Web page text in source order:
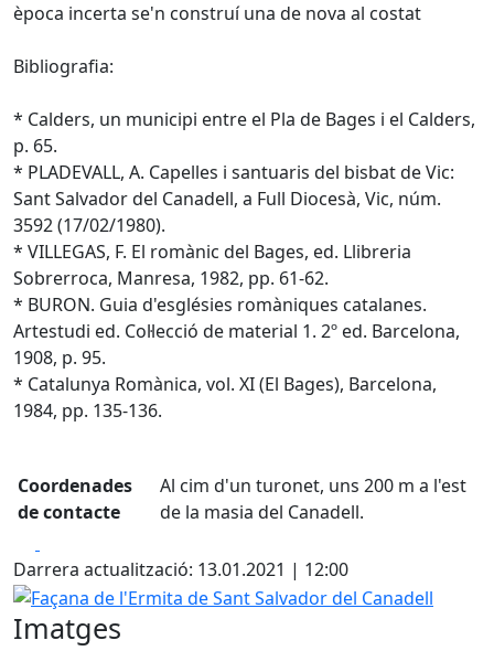
època incerta se'n construí una de nova al costat
Bibliografia:
* Calders, un municipi entre el Pla de Bages i el Calders,
p. 65.
* PLADEVALL, A. Capelles i santuaris del bisbat de Vic:
Sant Salvador del Canadell, a Full Diocesà, Vic, núm.
3592 (17/02/1980).
* VILLEGAS, F. El romànic del Bages, ed. Llibreria
Sobrerroca, Manresa, 1982, pp. 61-62.
* BURON. Guia d'esglésies romàniques catalanes.
Artestudi ed. Col·lecció de material 1. 2º ed. Barcelona,
1908, p. 95.
* Catalunya Romànica, vol. XI (El Bages), Barcelona,
1984, pp. 135-136.
Coordenades
de contacte
Al cim d'un turonet, uns 200 m a l'est
de la masia del Canadell.
Darrera actualització: 13.01.2021 | 12:00
Façana de l'Ermita de Sant Salvador del Canadell
Imatges